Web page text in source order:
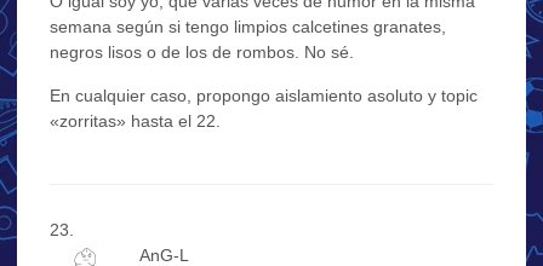
semana según si tengo limpios calcetines granates,
negros lisos o de los de rombos. No sé.
En cualquier caso, propongo aislamiento asoluto y topic
«zorritas» hasta el 22.
AnG-L